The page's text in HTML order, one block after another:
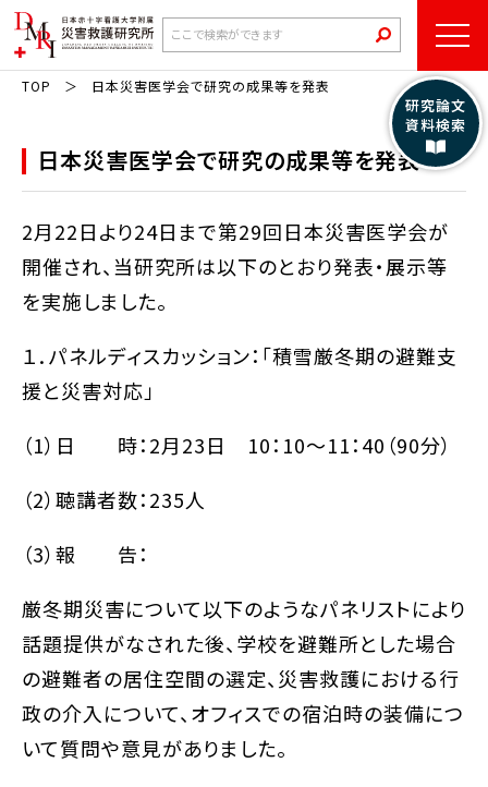
TOP 日本災害医学会で研究の成果等を発表
日本災害医学会で研究の成果等を発表
2月22日より24日まで第29回日本災害医学会が
開催され、当研究所は以下のとおり発表・展示等
を実施しました。
１．パネルディスカッション：「積雪厳冬期の避難支
援と災害対応」
（1）日 時：2月23日 10：10～11：40（90分）
（2）聴講者数：235人
（3）報 告：
厳冬期災害について以下のようなパネリストにより
話題提供がなされた後、学校を避難所とした場合
の避難者の居住空間の選定、災害救護における行
政の介入について、オフィスでの宿泊時の装備につ
いて質問や意見がありました。
研究論文
資料検索